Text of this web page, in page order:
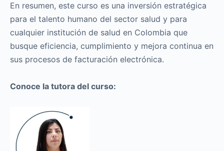
En resumen, este curso es una inversión estratégica
para el talento humano del sector salud y para
cualquier institución de salud en Colombia que
busque eficiencia, cumplimiento y mejora continua en
sus procesos de facturación electrónica.
Conoce la tutora del curso: